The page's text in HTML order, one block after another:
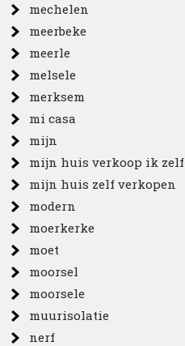
mechelen
meerbeke
meerle
melsele
merksem
mi casa
mijn
mijn huis verkoop ik zelf
mijn huis zelf verkopen
modern
moerkerke
moet
moorsel
moorsele
muurisolatie
nerf